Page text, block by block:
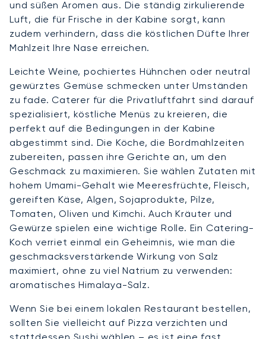
und süßen Aromen aus. Die ständig zirkulierende
Luft, die für Frische in der Kabine sorgt, kann
zudem verhindern, dass die köstlichen Düfte Ihrer
Mahlzeit Ihre Nase erreichen.
Leichte Weine, pochiertes Hühnchen oder neutral
gewürztes Gemüse schmecken unter Umständen
zu fade. Caterer für die Privatluftfahrt sind darauf
spezialisiert, köstliche Menüs zu kreieren, die
perfekt auf die Bedingungen in der Kabine
abgestimmt sind. Die Köche, die Bordmahlzeiten
zubereiten, passen ihre Gerichte an, um den
Geschmack zu maximieren. Sie wählen Zutaten mit
hohem Umami-Gehalt wie Meeresfrüchte, Fleisch,
gereiften Käse, Algen, Sojaprodukte, Pilze,
Tomaten, Oliven und Kimchi. Auch Kräuter und
Gewürze spielen eine wichtige Rolle. Ein Catering-
Koch verriet einmal ein Geheimnis, wie man die
geschmacksverstärkende Wirkung von Salz
maximiert, ohne zu viel Natrium zu verwenden:
aromatisches Himalaya-Salz.
Wenn Sie bei einem lokalen Restaurant bestellen,
sollten Sie vielleicht auf Pizza verzichten und